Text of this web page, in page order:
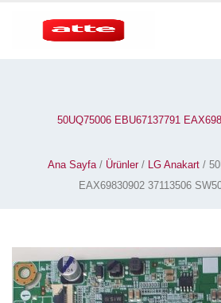
50UQ75006 EBU67137791
Ana Sayfa/ Ürünler/ LG Anakart /
EAX69830902 37113506